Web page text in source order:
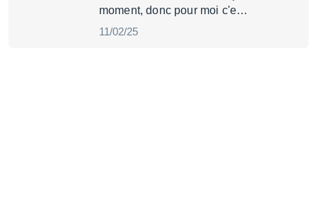
moment, donc pour moi c'e…
11/02/25